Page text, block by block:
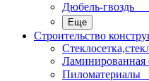
Дюбель-гвоздь
Еще
Строительство
Ламинированная
Пиломатериалы